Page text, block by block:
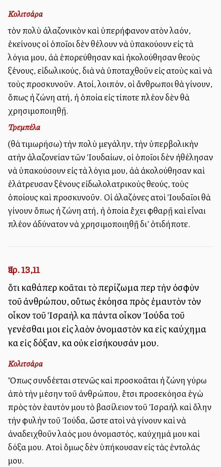
Κολιτσάρα
τὸν πολὺ ἀλαζονικὸν καὶ ὑπερήφανον αὐτὸν λαόν,
ἐκείνους οἱ ὁποῖοι δὲν θέλουν νὰ ὑπακούουν εἰς τὰ
λόγια μου, ἀλλὰ ἐπορεύθησαν καὶ ἡκολούθησαν θεοὺς
ξένους, εἰδωλικούς, διὰ νὰ ὑποταχθοῦν εἰς αὐτοὺς καὶ νὰ
τοὺς προσκυνοῦν. Αὐτοί, λοιπόν, οἱ ἄνθρωποι θὰ γίνουν,
ὅπως ἡ ζώνη αὐτή, ἡ ὁποία εἰς τίποτε πλέον δὲν θὰ
χρησιμοποιηθῇ.
Τρεμπέλα
(θὰ τιμωρήσω) τὴν πολὺ μεγάλην, τὴν ὑπερβολικὴν
αὐτὴν ἀλαζονείαν τῶν Ἰουδαίων, οἱ ὁποῖοι δὲν ἠθέλησαν
νὰ ὑπακούσουν εἰς τὰ λόγια μου, ἀλλὰ ἀκολούθησαν καὶ
ἐλάτρευσαν ξένους εἰδωλολατρικοὺς θεούς, τοὺς
ὁποίους καὶ προσκυνοῦν. Οἱ ἀλαζόνες αὐτοὶ Ἰουδαῖοι θὰ
γίνουν ὅπως ἡ ζώνη αὐτή, ἡ ὁποία ἔχει φθαρῇ καὶ εἶναι
πλέον ἀδύνατον νὰ χρησιμοποιηθῇ δι’ ὀτιδήποτε.
Ἰερ. 13,11
ὅτι καθάπερ κολλᾶται τὸ περίζωμα περὶ τὴν ὀσφὺν
τοῦ ἀνθρώπου, οὕτως ἐκόλλησα πρὸς ἐμαυτὸν τὸν
οἶκον τοῦ Ἰσραὴλ καὶ πάντα οἶκον Ἰούδα τοῦ
γενέσθαι μοι εἰς λαὸν ὀνομαστὸν καὶ εἰς καύχημα
καὶ εἰς δόξαν, καὶ οὐκ εἰσήκουσάν μου.
Κολιτσάρα
Ὅπως συνδέεται στενῶς καὶ προσκολλᾶται ἡ ζώνη γύρω
ἀπὸ τὴν μέσην τοῦ ἀνθρώπου, ἔτσι προσεκόλλησα ἐγὼ
πρὸς τὸν ἑαυτόν μου τὸ βασίλειον τοῦ Ἰσραὴλ καὶ ὅλην
τὴν φυλὴν τοῦ Ἰούδα, ὥστε αὐτοὶ νὰ γίνουν καὶ νὰ
ἀναδειχθοῦν λαός μου ὀνομαστός, καύχημά μου καὶ
δόξα μου. Αὐτοὶ ὅμως δὲν ὑπήκουσαν εἰς τὰς ἐντολάς
μου.